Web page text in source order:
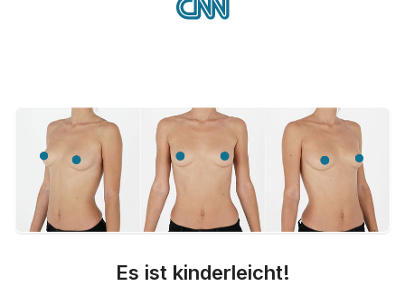
Es ist kinderleicht!